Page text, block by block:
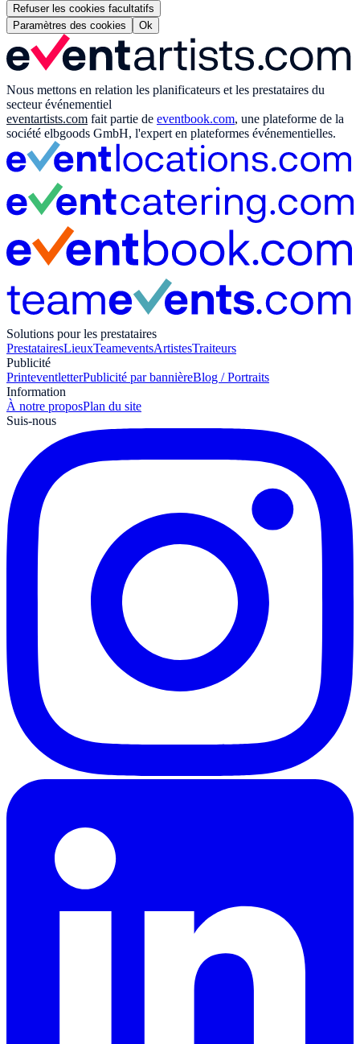
Refuser les cookies facultatifs
Paramètres des cookies
Ok
Nous mettons en relation les planificateurs et les prestataires du
secteur événementiel
eventartists.com fait partie de eventbook.com, une plateforme de la
société elbgoods GmbH, l'expert en plateformes événementielles.
Solutions pour les prestataires
PrestatairesLieuxTeameventsArtistesTraiteurs
Publicité
PrinteventletterPublicité par bannièreBlog / Portraits
Information
À notre proposPlan du site
Suis-nous